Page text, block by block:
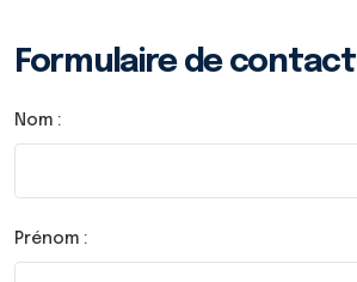
Formulaire de contact
Nom :
Prénom :